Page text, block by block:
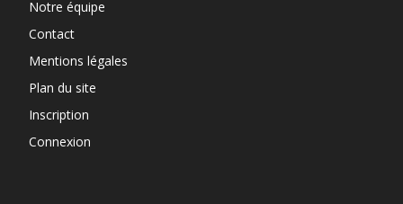
Notre équipe
Contact
Mentions légales
Plan du site
Inscription
Connexion